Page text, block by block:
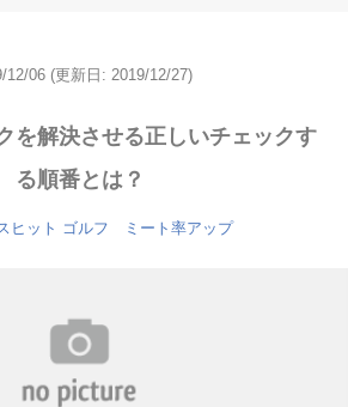
12/06 (更新日: 2019/12/27)
を解決させる正しいチェックす
る順番とは？
ヒット ゴルフ ミート率アップ